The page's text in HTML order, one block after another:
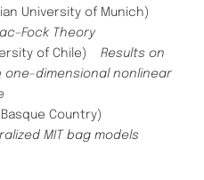
University of Munich)
Theory
of Chile) Results on
dimensional nonlinear
Country)
MIT bag models